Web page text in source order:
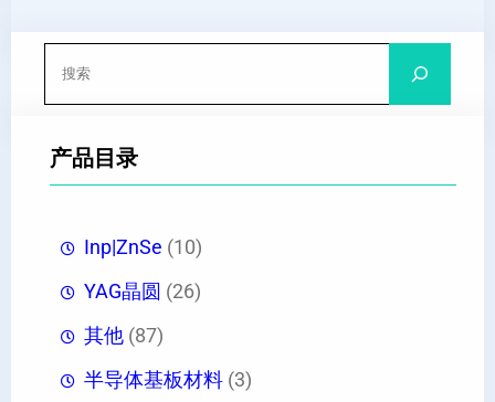
产品目录
Inp|ZnSe (10)
YAG晶圆 (26)
其他 (87)
半导体基板材料 (3)